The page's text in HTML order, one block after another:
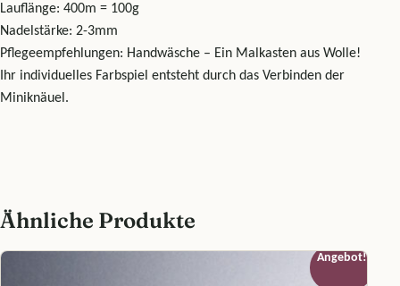
Lauflänge: 400m = 100g
Nadelstärke: 2-3mm
Pflegeempfehlungen: Handwäsche – Ein Malkasten aus Wolle!
Ihr individuelles Farbspiel entsteht durch das Verbinden der
Miniknäuel.
Ähnliche Produkte
Angebot!